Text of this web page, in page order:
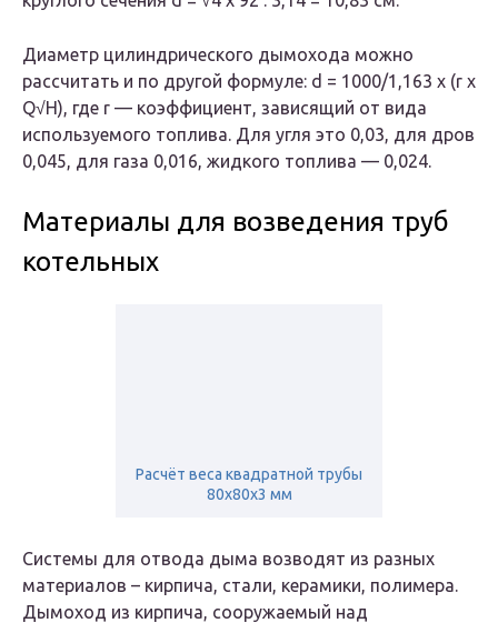
Диаметр цилиндрического дымохода можно
рассчитать и по другой формуле: d = 1000/1,163 x (r x
Q√H), где r — коэффициент, зависящий от вида
используемого топлива. Для угля это 0,03, для дров
0,045, для газа 0,016, жидкого топлива — 0,024.
Материалы для возведения труб
котельных
Расчёт веса квадратной трубы
80х80х3 мм
Системы для отвода дыма возводят из разных
материалов – кирпича, стали, керамики, полимера.
Дымоход из кирпича, сооружаемый над